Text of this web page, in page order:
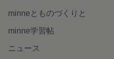
minneとものづくりと
minne学習帖
ニュース